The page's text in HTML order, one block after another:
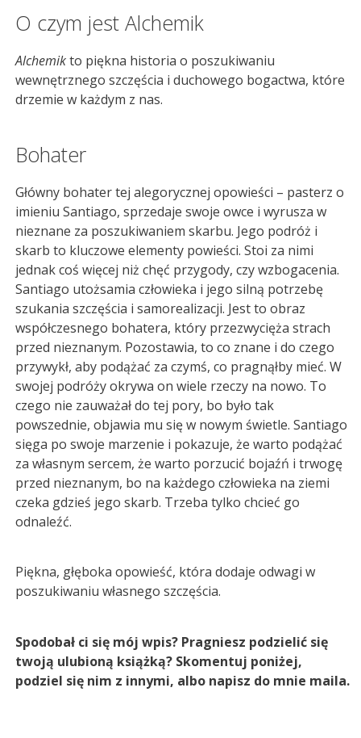
O czym jest Alchemik
Alchemikto piękna historia o poszukiwaniu
wewnętrznego szczęścia i duchowego bogactwa, które
drzemie w każdym z nas.
Bohater
Główny bohater tej alegorycznej opowieści – pasterz o
imieniu Santiago, sprzedaje swoje owce i wyrusza w
nieznane za poszukiwaniem skarbu. Jego podróż i
skarb to kluczowe elementy powieści. Stoi za nimi
jednak coś więcej niż chęć przygody, czy wzbogacenia.
Santiago utożsamia człowieka i jego silną potrzebę
szukania szczęścia i samorealizacji. Jest to obraz
współczesnego bohatera, który przezwycięża strach
przed nieznanym. Pozostawia, to co znane i do czego
przywykł, aby podążać za czymś, co pragnąłby mieć. W
swojej podróży okrywa on wiele rzeczy na nowo. To
czego nie zauważał do tej pory, bo było tak
powszednie, objawia mu się w nowym świetle. Santiago
sięga po swoje marzenie i pokazuje, że warto podążać
za własnym sercem, że warto porzucić bojaźń i trwogę
przed nieznanym, bo na każdego człowieka na ziemi
czeka gdzieś jego skarb. Trzeba tylko chcieć go
odnaleźć.
Piękna, głęboka opowieść, która dodaje odwagi w
poszukiwaniu własnego szczęścia.
Spodobał ci się mój wpis? Pragniesz podzielić się
twoją ulubioną książką? Skomentuj poniżej,
podziel się nim z innymi, albo napisz do mnie maila.